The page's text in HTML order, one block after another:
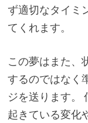
ず適切なタイミ
てくれます。
この夢はまた、
するのではなく
ジを送ります。
起きている変化